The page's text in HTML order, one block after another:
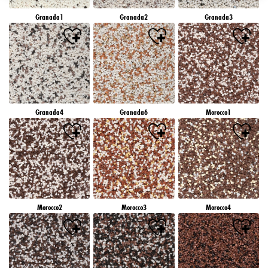
Granada1 Granada2 Granada3
Granada4 Granada6 Morocco1
Morocco2 Morocco3 Morocco4
záujmov), na tejto webovej lokalite a v iných médiách (tretích strán) prostredníctvom
zariadení, ktoré boli pridelené vám alebo vašej domácnosti, ako aj na meranie a
optimalizáciu úspešnosti reklamných kampaní..
Viac informácií o spracovaní vašich údajov nájdete v našom vyhlásení o ochrane
údajov, ktoré je uvedené v pätičke (časť "Cookies, pixely, odtlačky prstov a podobné
technológie"). Svoj súhlas môžete kedykoľvek odvolať s účinnosťou do budúcnosti
vypnutím súborov cookie na našej webovej stránke v časti "Nastavenia súborov cookie"
prepojenej v pätičke. Ďalšie informácie týkajúce sa súborov cookie používaných na tejto
webovej lokalite, najmä doby ich uchovávania, nájdete v podrobných informáciách o
jednotlivých súboroch cookie, ktoré sú k dispozícii po kliknutí na tlačidlo "upraviť"
nižšie".
Ak kliknete na "Upraviť", môžete nájsť viac informácií o spracovaní vašich
údajov/používaní súborov cookie a povoliť ich na jeden alebo viacero vyššie
uvedených účelov. Kliknutím na "Prijať všetko" súhlasíte s používaním súborov cookie,
ako aj so spracovaním vašich osobných údajov na všetky vyššie uvedené účely. Ak
kliknete na "Odmietnuť", budú sa používať len súbory cookie, ktoré sú technicky
nevyhnutné na poskytovanie tejto webovej stránky.